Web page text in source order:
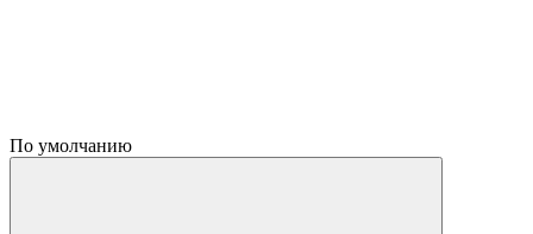
По умолчанию